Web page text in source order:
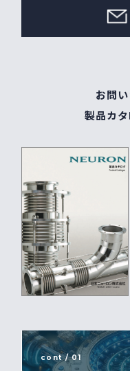
お問
製品カ
cont / 01